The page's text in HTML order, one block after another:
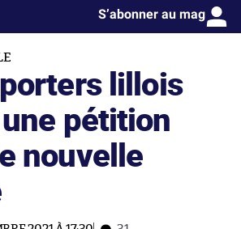
S’abonner au mag
lillois
pétition
nouvelle